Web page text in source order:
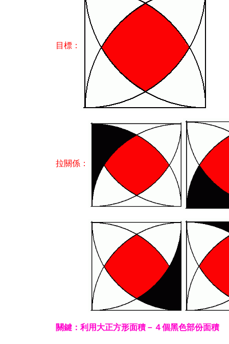
目標：
拉關係：
關鍵：利用大正方形面積－４個黑色部份面積